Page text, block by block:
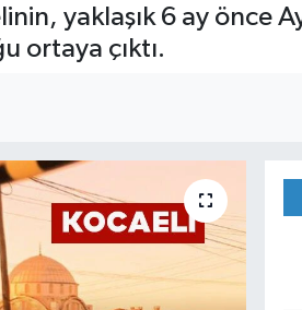
yaklaşık 6 ay önce
ortaya çıktı.